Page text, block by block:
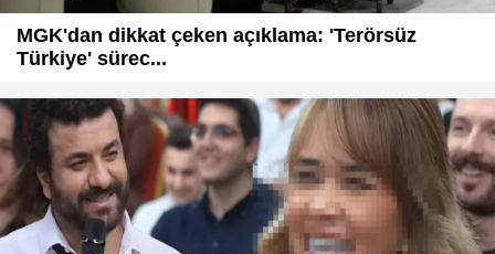
MGK'dan dikkat çeken açıklama: 'Terörsüz
Türkiye' sürec...